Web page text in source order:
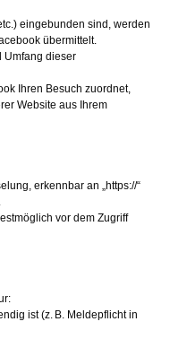
eingebunden sind, werden
übermittelt.
Umfang dieser
Ihren Besuch zuordnet,
Website aus Ihrem
erkennbar an „https://“
vor dem Zugriff
ist (z. B. Meldepflicht in